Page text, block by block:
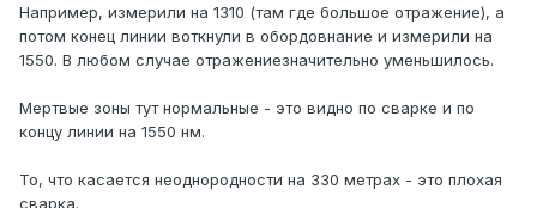
Например, измерили на 1310 (там где большое отражение), а
потом конец линии воткнули в обордовнание и измерили на
1550. В любом случае отражениезначительно уменьшилось.
Мертвые зоны тут нормальные - это видно по сварке и по
концу линии на 1550 нм.
То, что касается неоднородности на 330 метрах - это плохая
сварка.